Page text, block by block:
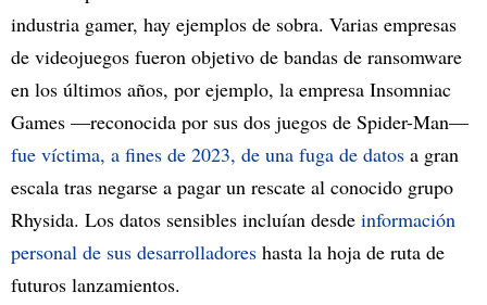
industria gamer, hay ejemplos de sobra. Varias empresas
de videojuegos fueron objetivo de bandas de ransomware
en los últimos años, por ejemplo, la empresa Insomniac
Games —reconocida por sus dos juegos de Spider-Man—
fue víctima, a fines de 2023, de una fuga de datos a gran
escala tras negarse a pagar un rescate al conocido grupo
Rhysida. Los datos sensibles incluían desde información
personal de sus desarrolladores hasta la hoja de ruta de
futuros lanzamientos.